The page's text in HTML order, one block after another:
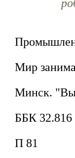
Мир
Минск.
ББК 32.816
П 81